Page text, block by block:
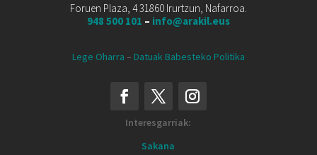
Foruen Plaza, 4 31860 Irurtzun, Nafarroa.
948 500 101 – info@arakil.eus
Lege Oharra – Datuak Babesteko Politika
Interesgarriak:
Sakana